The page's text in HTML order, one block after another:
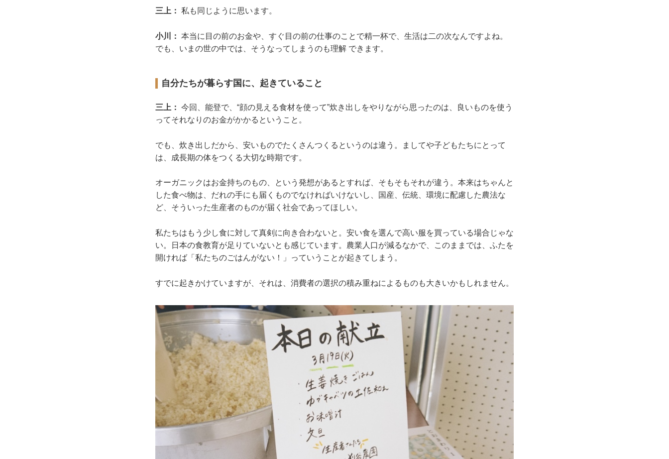
三上： 私も同じように思います。
小川： 本当に目の前のお金や、すぐ目の前の仕事のことで精一杯で、生活は二の次なんですよね。
でも、いまの世の中では、そうなってしまうのも理解 できます。
自分たちが暮らす国に、起きていること
三上： 今回、能登で、“顔の見える食材を使って”炊き出しをやりながら思ったのは、良いものを使う
ってそれなりのお金がかかるということ。
でも、炊き出しだから、安いものでたくさんつくるというのは違う。ましてや子どもたちにとって
は、成長期の体をつくる大切な時期です。
オーガニックはお金持ちのもの、という発想があるとすれば、そもそもそれが違う。本来はちゃんと
した食べ物は、だれの手にも届くものでなければいけないし、国産、伝統、環境に配慮した農法な
ど、そういった生産者のものが届く社会であってほしい。
私たちはもう少し食に対して真剣に向き合わないと。安い食を選んで高い服を買っている場合じゃな
い。日本の食教育が足りていないとも感じています。農業人口が減るなかで、このままでは、ふたを
開ければ「私たちのごはんがない！」っていうことが起きてしまう。
すでに起きかけていますが、それは、消費者の選択の積み重ねによるものも大きいかもしれません。